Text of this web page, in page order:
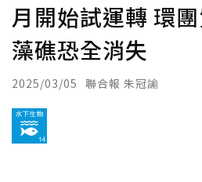
月開始試運轉 環
藻礁恐全消失
2025/03/05 聯合報 朱冠諭